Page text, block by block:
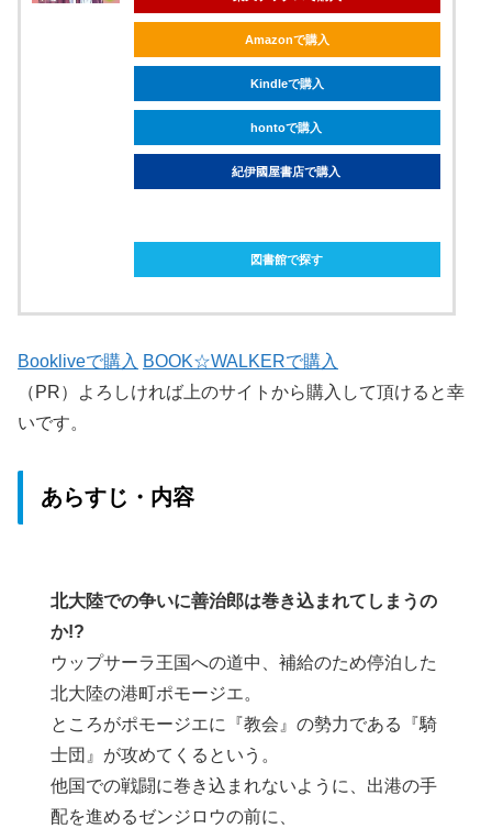
Amazonで購入
Kindleで購入
hontoで購入
紀伊國屋書店で購入
図書館で探す
Bookliveで購入 BOOK☆WALKERで購入
（PR）よろしければ上のサイトから購入して頂けると幸
いです。
あらすじ・内容
北大陸での争いに善治郎は巻き込まれてしまうの
か!?
ウップサーラ王国への道中、補給のため停泊した
北大陸の港町ポモージエ。
ところがポモージエに『教会』の勢力である『騎
士団』が攻めてくるという。
他国での戦闘に巻き込まれないように、出港の手
配を進めるゼンジロウの前に、